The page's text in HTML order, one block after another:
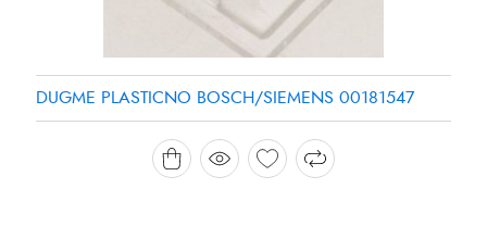
DUGME PLASTICNO BOSCH/SIEMENS 00181547